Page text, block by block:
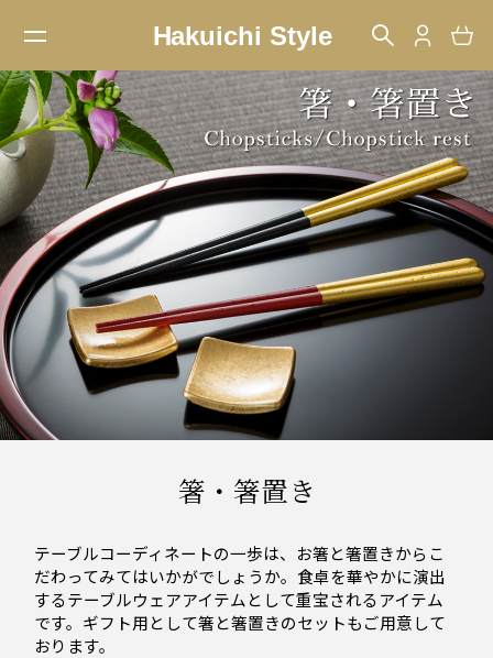
箸・箸置き
テーブルコーディネートの一歩は、お箸と箸置きからこ
だわってみてはいかがでしょうか。食卓を華やかに演出
するテーブルウェアアイテムとして重宝されるアイテム
です。ギフト用として箸と箸置きのセットもご用意して
おります。